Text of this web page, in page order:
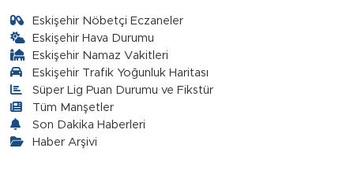
Eskişehir Nöbetçi Eczaneler
Eskişehir Hava Durumu
Eskişehir Namaz Vakitleri
Eskişehir Trafik Yoğunluk Haritası
Süper Lig Puan Durumu ve Fikstür
Tüm Manşetler
Son Dakika Haberleri
Haber Arşivi